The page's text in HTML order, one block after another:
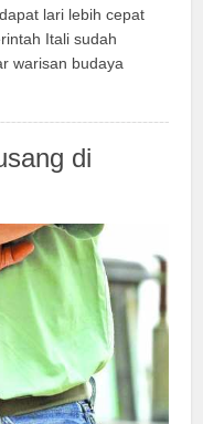
lari lebih cepat
Itali sudah
warisan budaya
di